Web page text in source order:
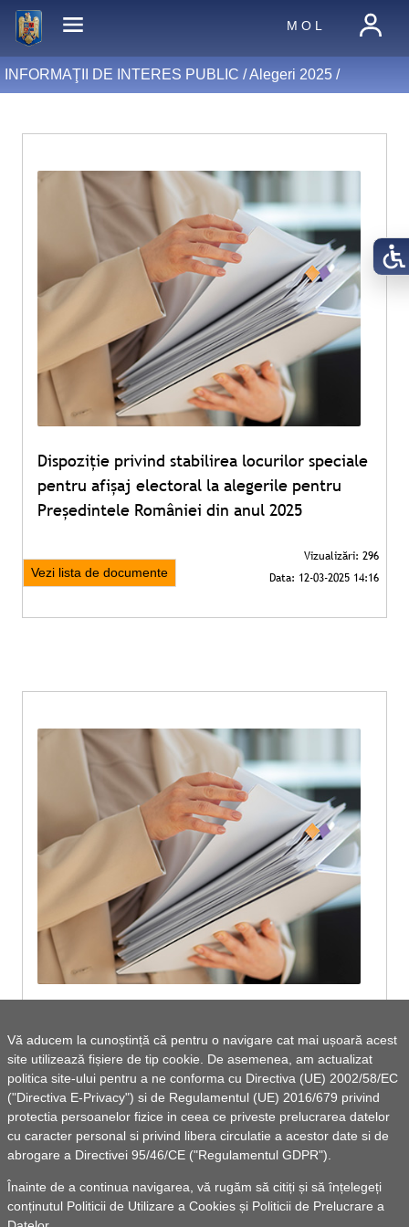
Vă aducem la cunoștință că pentru o navigare cat mai ușoară acest
site utilizează fișiere de tip cookie. De asemenea, am actualizat
politica site-ului pentru a ne conforma cu Directiva (UE) 2002/58/EC
("Directiva E-Privacy") si de Regulamentul (UE) 2016/679 privind
protectia persoanelor fizice in ceea ce priveste prelucrarea datelor
cu caracter personal si privind libera circulatie a acestor date si de
abrogare a Directivei 95/46/CE ("Regulamentul GDPR").
Înainte de a continua navigarea, vă rugăm să citiți și să înțelegeți
conținutul Politicii de Utilizare a Cookies și Politicii de Prelucrare a
M O L
INFORMAŢII DE INTERES PUBLIC /Alegeri 2025/
Dispoziție privind stabilirea locurilor speciale
pentru afișaj electoral la alegerile pentru
Președintele României din anul 2025
Vezi lista de documente
Președintele României 2025 - tur I,
Delimitările secțiilor de votare Ghidigeni
Vezi lista de documente